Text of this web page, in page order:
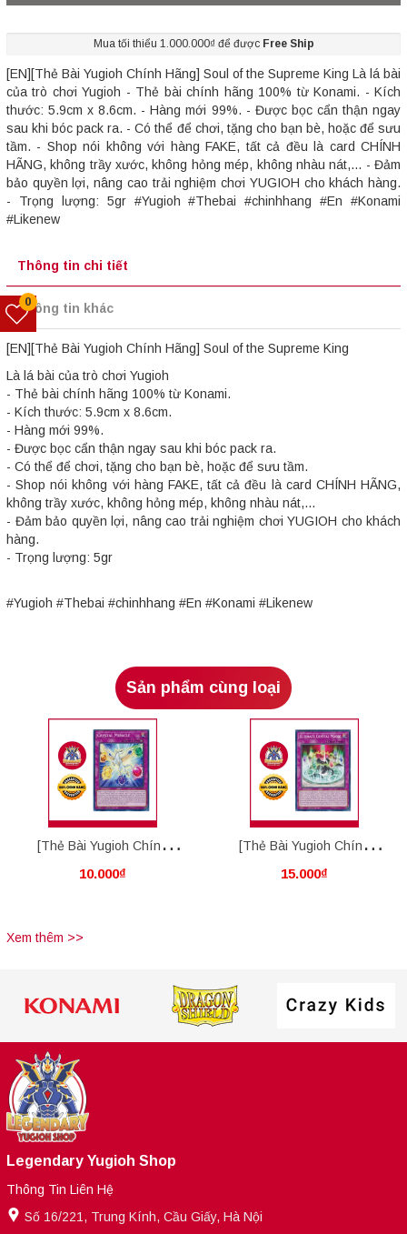
Mua tối thiểu 1.000.000₫ để được Free Ship
[EN][Thẻ Bài Yugioh Chính Hãng] Soul of the Supreme King Là lá bài
của trò chơi Yugioh - Thẻ bài chính hãng 100% từ Konami. - Kích
thước: 5.9cm x 8.6cm. - Hàng mới 99%. - Được bọc cẩn thận ngay
sau khi bóc pack ra. - Có thể để chơi, tặng cho bạn bè, hoặc để sưu
tầm. - Shop nói không với hàng FAKE, tất cả đều là card CHÍNH
HÃNG, không trầy xước, không hỏng mép, không nhàu nát,... - Đảm
bảo quyền lợi, nâng cao trải nghiệm chơi YUGIOH cho khách hàng.
- Trọng lượng: 5gr #Yugioh #Thebai #chinhhang #En #Konami
#Likenew
Thông tin chi tiết
Thông tin khác
[EN][Thẻ Bài Yugioh Chính Hãng] Soul of the Supreme King
Là lá bài của trò chơi Yugioh
- Thẻ bài chính hãng 100% từ Konami.
- Kích thước: 5.9cm x 8.6cm.
- Hàng mới 99%.
- Được bọc cẩn thận ngay sau khi bóc pack ra.
- Có thể để chơi, tặng cho bạn bè, hoặc để sưu tầm.
- Shop nói không với hàng FAKE, tất cả đều là card CHÍNH HÃNG,
không trầy xước, không hỏng mép, không nhàu nát,...
- Đảm bảo quyền lợi, nâng cao trải nghiệm chơi YUGIOH cho khách
hàng.
- Trọng lượng: 5gr
#Yugioh #Thebai #chinhhang #En #Konami #Likenew
Sản phẩm cùng loại
[Thẻ Bài Yugioh Chính
Hãng] Crystal Miracle
10.000₫
[Thẻ Bài Yugioh Chính
Hãng] Ultimate Crystal
15.000₫
Xem thêm >>
Legendary Yugioh Shop
Thông Tin Liên Hệ
Số 16/221, Trung Kính, Cầu Giấy, Hà Nội
0